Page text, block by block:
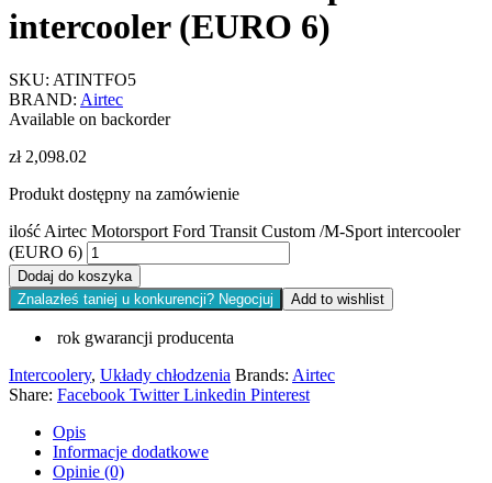
intercooler (EURO 6)
SKU: ATINTFO5
BRAND: Airtec
Available on backorder
zł2,098.02
Produkt dostępny na zamówienie
ilość Airtec Motorsport Ford Transit Custom /M-Sport intercooler
(EURO 6)
Dodaj do koszyka
Znalazłeś taniej u konkurencji? Negocjuj
Add to wishlist
rok gwarancji producenta
Intercoolery, Układy chłodzenia Brands: Airtec
Share: Facebook Twitter Linkedin Pinterest
Opis
Informacje dodatkowe
Opinie (0)